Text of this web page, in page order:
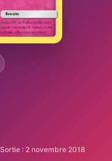
Sortie : 2 novembre 2018